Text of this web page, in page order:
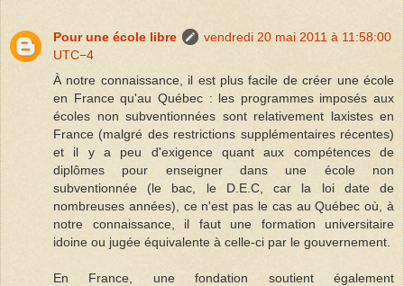
Pour une école libre
vendredi 20 mai 2011 à 11:58:00
UTC−4
À notre connaissance, il est plus facile de créer une école
en France qu'au Québec : les programmes imposés aux
écoles non subventionnées sont relativement laxistes en
France (malgré des restrictions supplémentaires récentes)
et il y a peu d'exigence quant aux compétences de
diplômes pour enseigner dans une école non
subventionnée (le bac, le D.E.C, car la loi date de
nombreuses années), ce n'est pas le cas au Québec où, à
notre connaissance, il faut une formation universitaire
idoine ou jugée équivalente à celle-ci par le gouvernement.
En France, une fondation soutient également